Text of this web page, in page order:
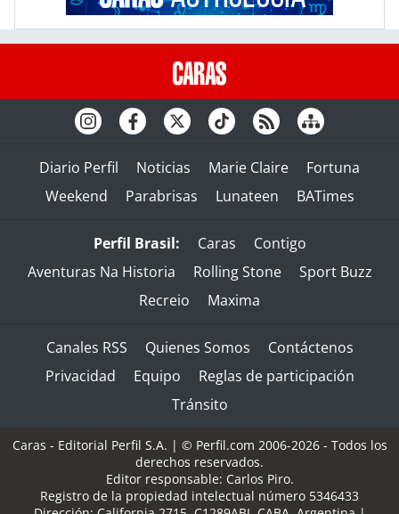
Diario Perfil Noticias Marie Claire
Fortuna
Weekend
Parabrisas Lunateen BATimes
Perfil Brasil: Caras
Contigo
Aventuras Na Historia
Rolling Stone
Sport Buzz
Recreio
Maxima
Canales RSS Quienes Somos
Contáctenos
Privacidad
Equipo
Reglas de participación
Tránsito
Caras - Editorial Perfil S.A. | © Perfil.com 2006-2026 - Todos los
derechos reservados.
Editor responsable: Carlos Piro.
Registro de la propiedad intelectual número 5346433